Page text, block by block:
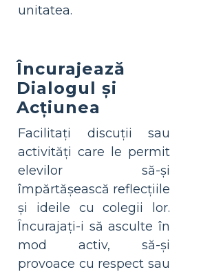
unitatea.
Încurajează
Dialogul și
Acțiunea
Facilitați discuții sau
activități care le permit
elevilor să-și
împărtășească reflecțiile
și ideile cu colegii lor.
Încurajați-i să asculte în
mod activ, să-și
provoace cu respect sau